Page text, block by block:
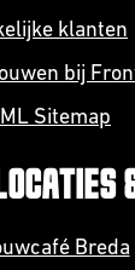
klanten
bij
Sitemap
Breda